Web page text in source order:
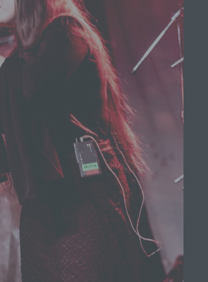
des für die Verarbeitung
Sinne der Datenschutz-
sonstiger in den Mitgliedstaaten der
geltenden Datenschutzgesetze
mit
Charakter ist die:
magazine.com